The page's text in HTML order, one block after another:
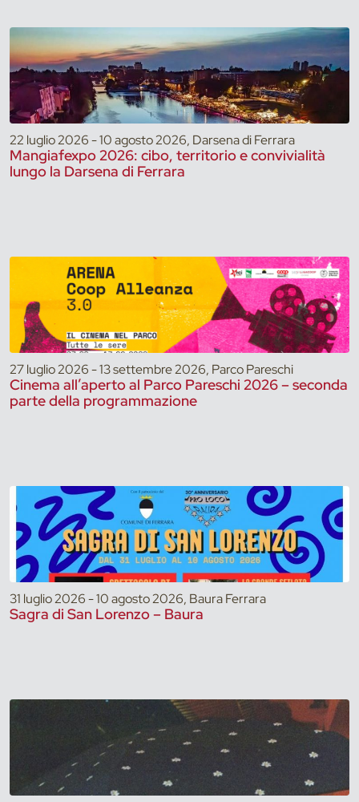
22 luglio 2026 - 10 agosto 2026, Darsena di Ferrara
Mangiafexpo 2026: cibo, territorio e convivialità
lungo la Darsena di Ferrara
27 luglio 2026 - 13 settembre 2026, Parco Pareschi
Cinema all’aperto al Parco Pareschi 2026 – seconda
parte della programmazione
31 luglio 2026 - 10 agosto 2026, Baura Ferrara
Sagra di San Lorenzo – Baura